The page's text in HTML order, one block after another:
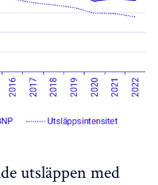
utsläppen med